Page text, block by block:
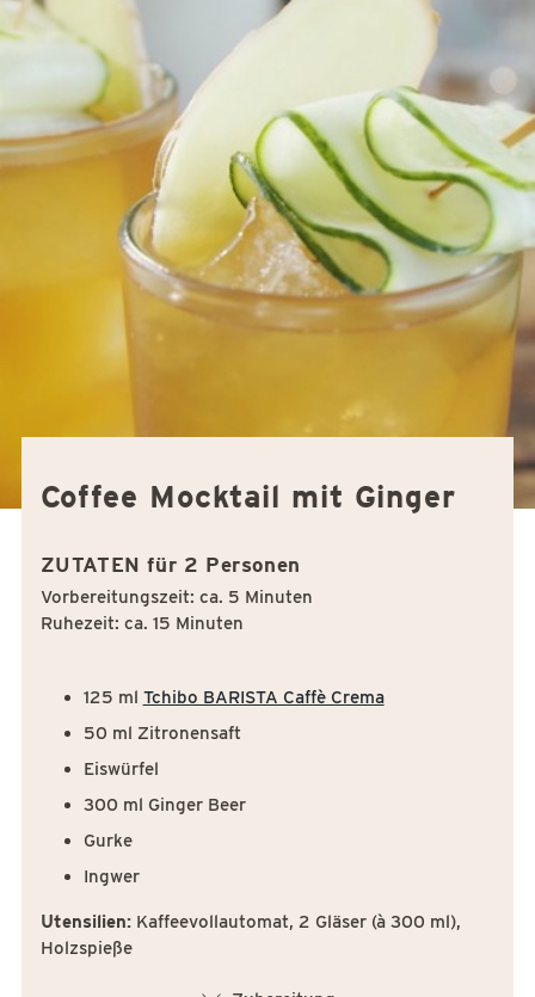
Coffee Mocktail mit Ginger
ZUTATEN für 2 Personen
Vorbereitungszeit: ca. 5 Minuten
Ruhezeit: ca. 15 Minuten
125 ml Tchibo BARISTA Caffè Crema
50 ml Zitronensaft
Eiswürfel
300 ml Ginger Beer
Gurke
Ingwer
Utensilien:Kaffeevollautomat, 2 Gläser (à 300 ml),
Holzspieße